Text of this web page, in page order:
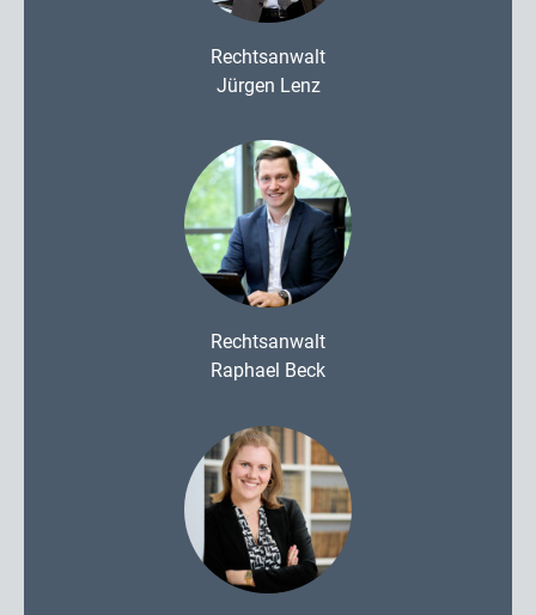
Rechtsanwalt
Jürgen Lenz
Rechtsanwalt
Raphael Beck